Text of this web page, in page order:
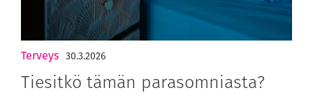
Terveys 30.3.2026
Tiesitkö tämän parasomniasta?